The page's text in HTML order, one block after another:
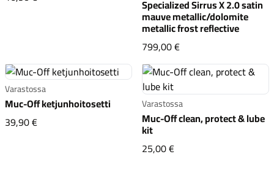
Specialized Sirrus X 2.0 satin
mauve metallic/dolomite
metallic frost reflective
799,00 €Specialized Sirrus X
Varastossa
Muc-Off ketjunhoitosetti
39,90 €Muc-Off ketjunhoitosetti
Varastossa
Muc-Off clean, protect & lube
kit
25,00 €Muc-Off clean, protect